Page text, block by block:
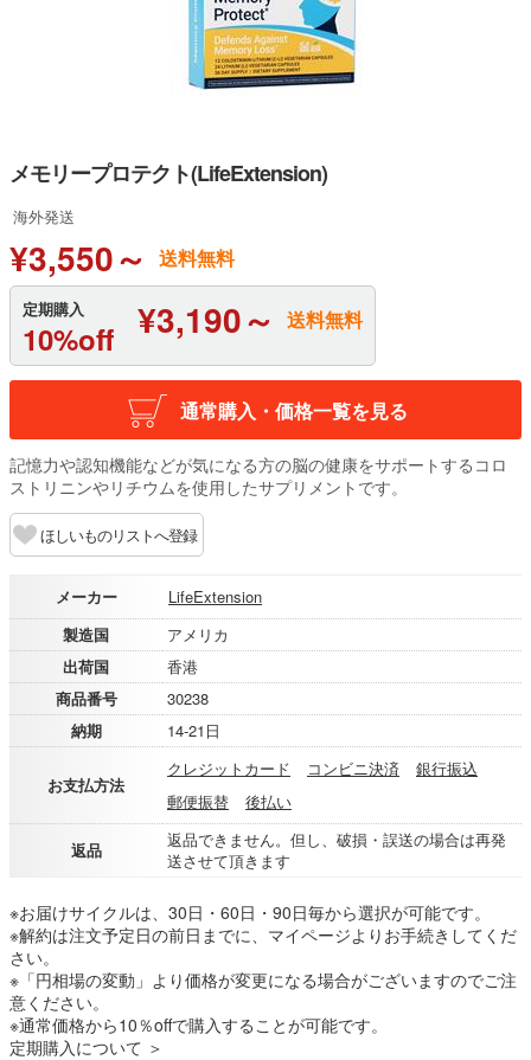
メモリープロテクト(LifeExtension)
海外発送
¥3,550～ 送料無料
定期購入
10%off ¥3,190～ 送料無料
通常購入・価格一覧を見る
記憶力や認知機能などが気になる方の脳の健康をサポートするコロ
ストリニンやリチウムを使用したサプリメントです。
ほしいものリストへ登録
メーカー
LifeExtension
製造国
アメリカ
出荷国
香港
商品番号
30238
納期
14-21日
お支払方法
クレジットカード コンビニ決済
銀行振込
郵便振替
後払い
返品
返品できません。但し、破損・誤送の場合は再発
送させて頂きます
※お届けサイクルは、30日・60日・90日毎から選択が可能です。
※解約は注文予定日の前日までに、マイページよりお手続きしてくだ
さい。
※「円相場の変動」より価格が変更になる場合がございますのでご注
意ください。
※通常価格から10％offで購入することが可能です。
定期購入について ＞